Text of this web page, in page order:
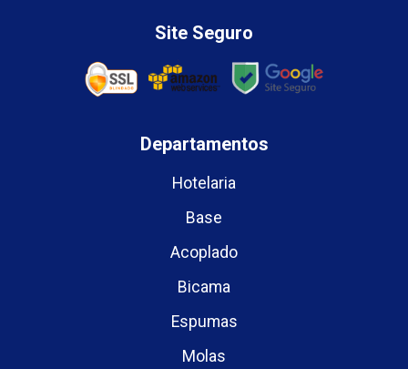
Site Seguro
Departamentos
Hotelaria
Base
Acoplado
Bicama
Espumas
Molas